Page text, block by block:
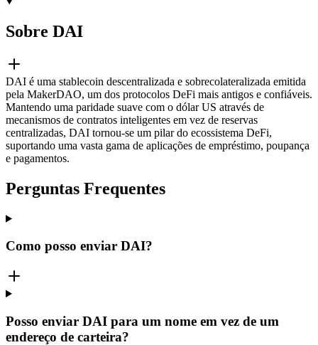
Sobre DAI
DAI é uma stablecoin descentralizada e sobrecolateralizada emitida
pela MakerDAO, um dos protocolos DeFi mais antigos e confiáveis.
Mantendo uma paridade suave com o dólar US através de
mecanismos de contratos inteligentes em vez de reservas
centralizadas, DAI tornou-se um pilar do ecossistema DeFi,
suportando uma vasta gama de aplicações de empréstimo, poupança
e pagamentos.
Perguntas Frequentes
Como posso enviar DAI?
Posso enviar DAI para um nome em vez de um
endereço de carteira?